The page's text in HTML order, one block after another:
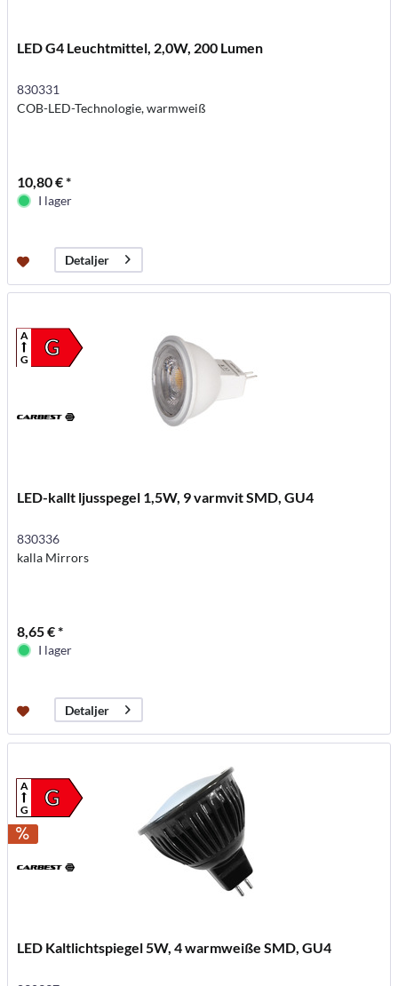
LED G4 Leuchtmittel, 2,0W, 200 Lumen
830331
COB-LED-Technologie, warmweiß
10,80 € *
I lager
Detaljer
G
A
G
LED-kallt ljusspegel 1,5W, 9 varmvit SMD, GU4
830336
kalla Mirrors
8,65 € *
I lager
Detaljer
G
A
G
LED Kaltlichtspiegel 5W, 4 warmweiße SMD, GU4